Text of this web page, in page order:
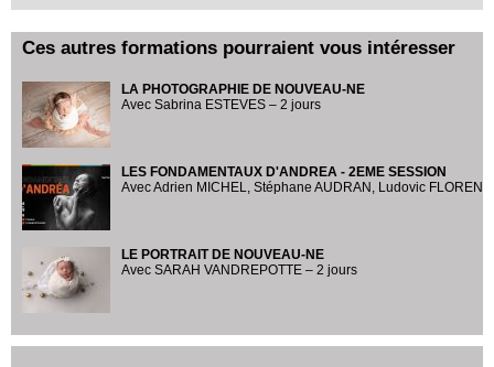
Ces autres formations pourraient vous intéresser
LA PHOTOGRAPHIE DE NOUVEAU-NE
Avec Sabrina ESTEVES – 2 jours
LES FONDAMENTAUX D'ANDREA - 2EME SESSION
Avec Adrien MICHEL, Stéphane AUDRAN, Ludovic
LE PORTRAIT DE NOUVEAU-NE
Avec SARAH VANDREPOTTE – 2 jours